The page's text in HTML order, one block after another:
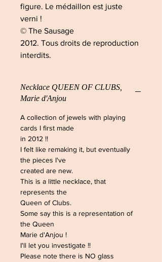
figure. Le médaillon est juste
verni !
© The Sausage
2012. Tous droits de reproduction
interdits.
Necklace QUEEN OF CLUBS,
Marie d'Anjou
A collection of jewels with playing
cards I first made
in 2012 !!
I felt like remaking it, but eventually
the pieces I've
created are new.
This is a little necklace, that
represents the
Queen of Clubs.
Some say this is a representation of
the Queen
Marie d'Anjou !
I'll let you investigate !!
Please note there is NO glass